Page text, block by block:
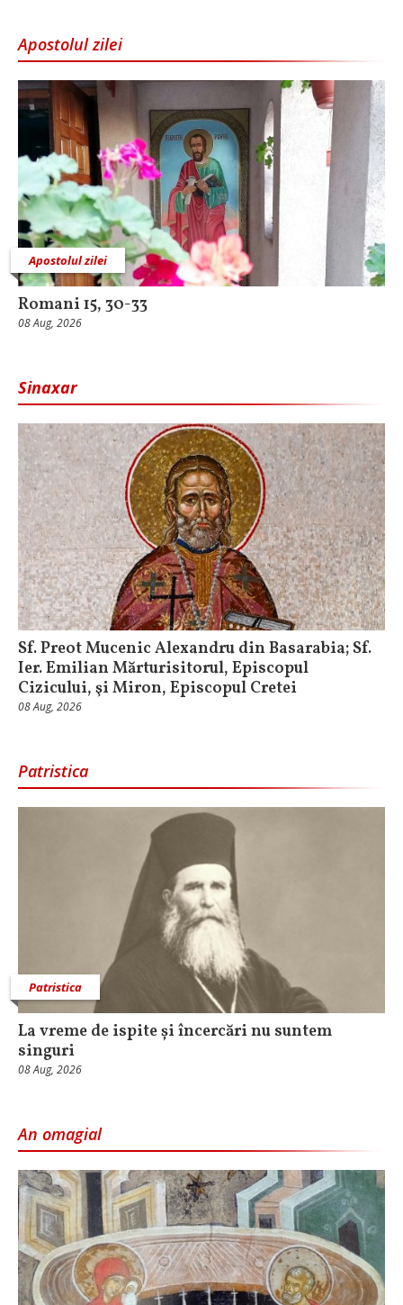
Apostolul zilei
Apostolul zilei
Romani 15, 30-33
08 Aug, 2026
Sinaxar
Sf. Preot Mucenic Alexandru din Basarabia; Sf.
Ier. Emilian Mărturisitorul, Episcopul
Cizicului, şi Miron, Episcopul Cretei
08 Aug, 2026
Patristica
Patristica
La vreme de ispite și încercări nu suntem
singuri
08 Aug, 2026
An omagial